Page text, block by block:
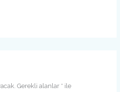
Gerekli alanlar * ile